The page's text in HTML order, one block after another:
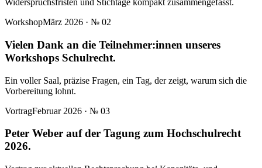
Widerspruchsfristen und Stichtage kompakt zusammengefasst.
WorkshopMärz 2026 · № 02
Vielen Dank an die Teilnehmer:innen unseres
Workshops Schulrecht.
Ein voller Saal, präzise Fragen, ein Tag, der zeigt, warum sich die
Vorbereitung lohnt.
VortragFebruar 2026 · № 03
Peter Weber auf der Tagung zum Hochschulrecht
2026.